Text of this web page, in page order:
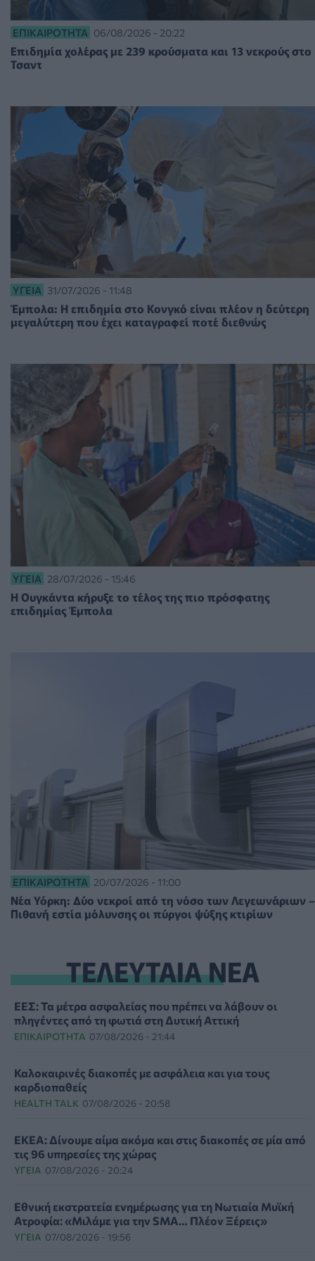
ΕΠΙΚΑΙΡΌΤΗΤΑ 06/08/2026 - 20:22
Επιδημία χολέρας με 239 κρούσματα και 13 νεκρούς στο
Τσαντ
ΥΓΕΊΑ 31/07/2026 - 11:48
Έμπολα: Η επιδημία στο Κονγκό είναι πλέον η δεύτερη
μεγαλύτερη που έχει καταγραφεί ποτέ διεθνώς
ΥΓΕΊΑ 28/07/2026 - 15:46
Η Ουγκάντα κήρυξε το τέλος της πιο πρόσφατης
επιδημίας Έμπολα
ΕΠΙΚΑΙΡΌΤΗΤΑ 20/07/2026 - 11:00
Νέα Υόρκη: Δύο νεκροί από τη νόσο των Λεγεωνάριων –
Πιθανή εστία μόλυνσης οι πύργοι ψύξης κτιρίων
ΤΕΛΕΥΤΑΙΑ ΝΕΑ
ΕΕΣ: Τα μέτρα ασφαλείας που πρέπει να λάβουν οι
πληγέντες από τη φωτιά στη Δυτική Αττική
ΕΠΙΚΑΙΡΌΤΗΤΑ 07/08/2026 - 21:44
Καλοκαιρινές διακοπές με ασφάλεια και για τους
καρδιοπαθείς
HEALTH TALK 07/08/2026 - 20:58
ΕΚΕΑ: Δίνουμε αίμα ακόμα και στις διακοπές σε μία από
τις 96 υπηρεσίες της χώρας
ΥΓΕΊΑ 07/08/2026 - 20:24
Εθνική εκστρατεία ενημέρωσης για τη Νωτιαία Μυϊκή
Ατροφία: «Μιλάμε για την SMA… Πλέον Ξέρεις»
ΥΓΕΊΑ 07/08/2026 - 19:56